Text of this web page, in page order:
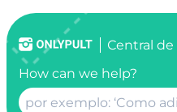
Сentral de
How can we help?